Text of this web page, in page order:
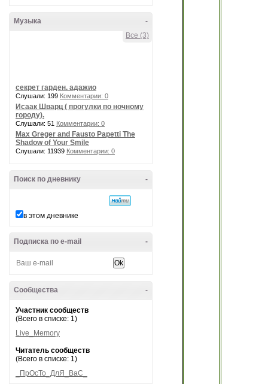
-
Музыка
Все (3)
секрет гарден. адажио
Слушали: 199 Комментарии: 0
Исаак Шварц ( прогулки по ночному
городу).
Слушали: 51 Комментарии: 0
Max Greger and Fausto Papetti The
Shadow of Your Smile
Слушали: 11939 Комментарии: 0
-
Поиск по дневнику
в этом дневнике
-
Подписка по e-mail
-
Сообщества
Участник сообществ
(Всего в списке: 1)
Live_Memory
Читатель сообществ
(Всего в списке: 1)
_ПрОсТо_ДлЯ_ВаС_